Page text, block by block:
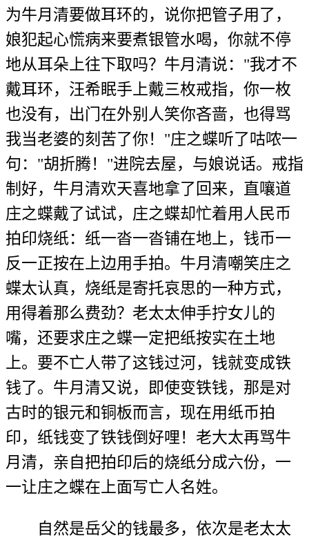
为牛月清要做耳环的，说你把管子用了，
娘犯起心慌病来要煮银管水喝，你就不停
地从耳朵上往下取吗？牛月清说："我才不
戴耳环，汪希眠手上戴三枚戒指，你一枚
也没有，出门在外别人笑你吝啬，也得骂
我当老婆的刻苦了你！"庄之蝶听了咕哝一
句："胡折腾！"进院去屋，与娘说话。戒指
制好，牛月清欢天喜地拿了回来，直嚷道
庄之蝶戴了试试，庄之蝶却忙着用人民币
拍印烧纸：纸一沓一沓铺在地上，钱币一
反一正按在上边用手拍。牛月清嘲笑庄之
蝶太认真，烧纸是寄托哀思的一种方式，
用得着那么费劲？老太太伸手拧女儿的
嘴，还要求庄之蝶一定把纸按实在土地
上。要不亡人带了这钱过河，钱就变成铁
钱了。牛月清又说，即使变铁钱，那是对
古时的银元和铜板而言，现在用纸币拍
印，纸钱变了铁钱倒好哩！老大太再骂牛
月清，亲自把拍印后的烧纸分成六份，一
一让庄之蝶在上面写亡人名姓。
自然是岳父的钱最多，依次是老太太